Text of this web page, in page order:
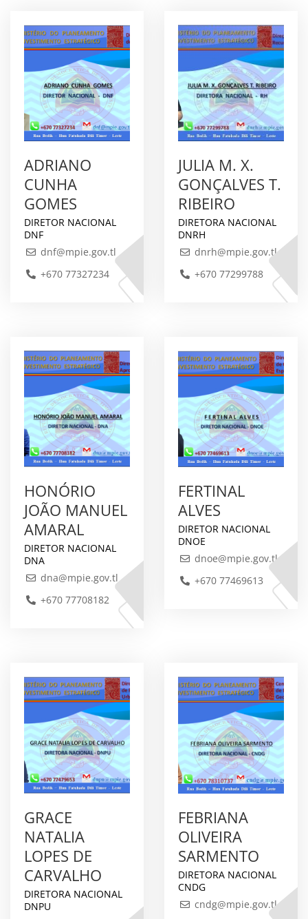
ADRIANO
CUNHA
GOMES
DIRETOR NACIONAL
DNF
dnf@mpie.gov.tl
+670 77327234
JULIA M. X.
GONÇALVES T.
RIBEIRO
DIRETORA NACIONAL
DNRH
dnrh@mpie.gov.tl
+670 77299788
HONÓRIO
JOÃO MANUEL
AMARAL
DIRETOR NACIONAL
DNA
dna@mpie.gov.tl
+670 77708182
FERTINAL
ALVES
DIRETOR NACIONAL
DNOE
dnoe@mpie.gov.tl
+670 77469613
GRACE
NATALIA
LOPES DE
CARVALHO
DIRETORA NACIONAL
DNPU
FEBRIANA
OLIVEIRA
SARMENTO
DIRETORA NACIONAL
CNDG
cndg@mpie.gov.tl